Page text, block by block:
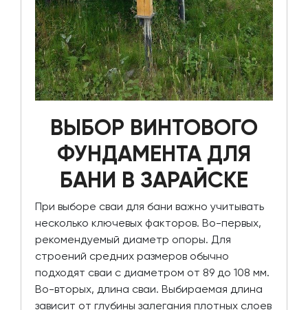
ВЫБОР ВИНТОВОГО
ФУНДАМЕНТА ДЛЯ
БАНИ В ЗАРАЙСКЕ
При выборе сваи для бани важно учитывать
несколько ключевых факторов. Во-первых,
рекомендуемый диаметр опоры. Для
строений средних размеров обычно
подходят сваи с диаметром от 89 до 108 мм.
Во-вторых, длина сваи. Выбираемая длина
зависит от глубины залегания плотных слоев